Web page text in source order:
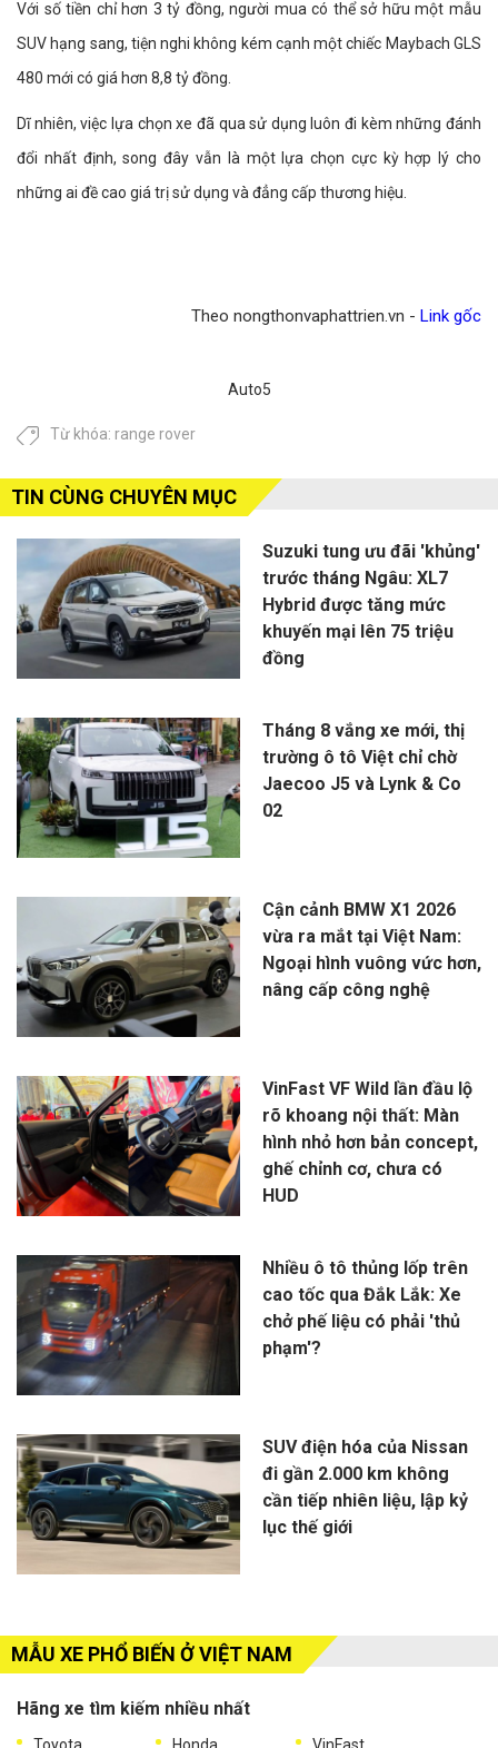
Với số tiền chỉ hơn 3 tỷ đồng, người mua có thể sở hữu một mẫu
SUV hạng sang, tiện nghi không kém cạnh một chiếc Maybach GLS
480 mới có giá hơn 8,8 tỷ đồng.
Dĩ nhiên, việc lựa chọn xe đã qua sử dụng luôn đi kèm những đánh
đổi nhất định, song đây vẫn là một lựa chọn cực kỳ hợp lý cho
những ai đề cao giá trị sử dụng và đẳng cấp thương hiệu.
Theo nongthonvaphattrien.vn - Link gốc
Auto5
Từ khóa: range rover
TIN CÙNG CHUYÊN MỤC
Suzuki tung ưu đãi 'khủng'
trước tháng Ngâu: XL7
Hybrid được tăng mức
khuyến mại lên 75 triệu
đồng
Tháng 8 vắng xe mới, thị
trường ô tô Việt chỉ chờ
Jaecoo J5 và Lynk & Co
02
Cận cảnh BMW X1 2026
vừa ra mắt tại Việt Nam:
Ngoại hình vuông vức hơn,
nâng cấp công nghệ
VinFast VF Wild lần đầu lộ
rõ khoang nội thất: Màn
hình nhỏ hơn bản concept,
ghế chỉnh cơ, chưa có
HUD
Nhiều ô tô thủng lốp trên
cao tốc qua Đắk Lắk: Xe
chở phế liệu có phải 'thủ
phạm'?
SUV điện hóa của Nissan
đi gần 2.000 km không
cần tiếp nhiên liệu, lập kỷ
lục thế giới
MẪU XE PHỔ BIẾN Ở VIỆT NAM
Hãng xe tìm kiếm nhiều nhất